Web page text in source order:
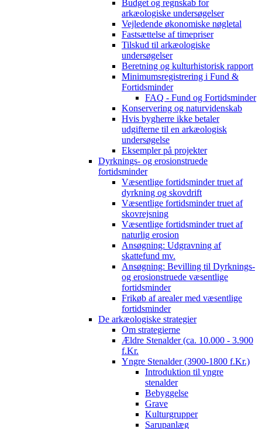
Budget og regnskab for
arkæologiske undersøgelser
Vejledende økonomiske nøgletal
Fastsættelse af timepriser
Tilskud til arkæologiske
undersøgelser
Beretning og kulturhistorisk rapport
Minimumsregistrering i Fund &
Fortidsminder
FAQ - Fund og Fortidsminder
Konservering og naturvidenskab
Hvis bygherre ikke betaler
udgifterne til en arkæologisk
undersøgelse
Eksempler på projekter
Dyrknings- og erosionstruede
fortidsminder
Væsentlige fortidsminder truet af
dyrkning og skovdrift
Væsentlige fortidsminder truet af
skovrejsning
Væsentlige fortidsminder truet af
naturlig erosion
Ansøgning: Udgravning af
skattefund mv.
Ansøgning: Bevilling til Dyrknings-
og erosionstruede væsentlige
fortidsminder
Frikøb af arealer med væsentlige
fortidsminder
De arkæologiske strategier
Om strategierne
Ældre Stenalder (ca. 10.000 - 3.900
f.Kr.
Yngre Stenalder (3900-1800 f.Kr.)
Introduktion til yngre
stenalder
Bebyggelse
Grave
Kulturgrupper
Sarupanlæg